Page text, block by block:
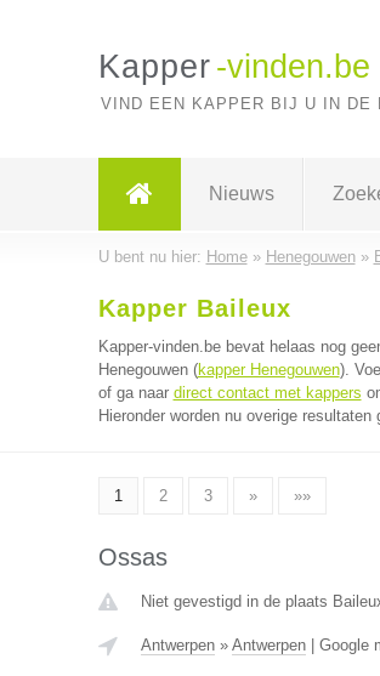
Kapper -vinden.be
VIND EEN KAPPER BIJ U IN DE
Nieuws
U bent nu hier: Home» Henegouwen»
Kapper Baileux
Kapper-vinden.be bevat helaas nog
Henegouwen (kapper Henegouwen).
of ga naar direct contact met kappers
Hieronder worden nu overige resultaten
1 2 3 » »»
Ossas
Niet gevestigd in de plaats
Antwerpen» Antwerpen| Google